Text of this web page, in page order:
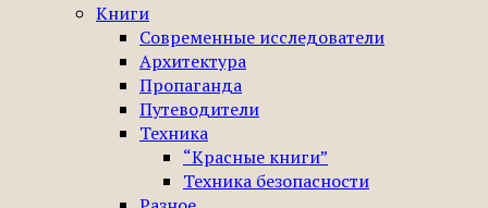
Книги
Современные исследователи
Архитектура
Пропаганда
Путеводители
Техника
“Красные книги”
Техника безопасности